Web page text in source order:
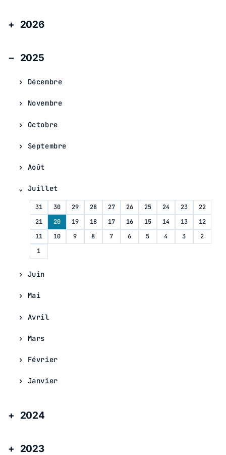
2026
2025
Décembre
Novembre
Octobre
Septembre
Août
Juillet
31 30 29 28 27 26 25 24 23
22
21
20 19 18 17 16 15 14 13
12
11
10 9 8 7 6 5 4 3
2
1
Juin
Mai
Avril
Mars
Février
Janvier
2024
2023